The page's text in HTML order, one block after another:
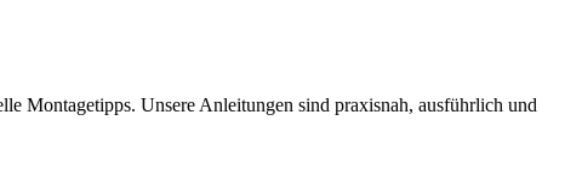
Montagetipps. Unsere Anleitungen sind praxisnah, ausführlich und